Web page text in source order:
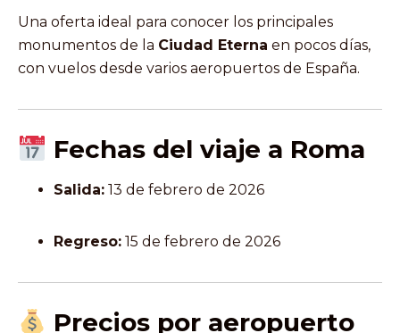
Una oferta ideal para conocer los principales
monumentos de la Ciudad Eterna en pocos días,
con vuelos desde varios aeropuertos de España.
Fechas del viaje a Roma
Salida: 13 de febrero de 2026
Regreso: 15 de febrero de 2026
Precios por aeropuerto